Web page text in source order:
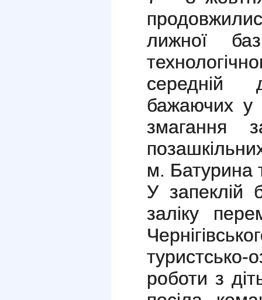
лижної
середній
бажаючих у
змагання
м. Батурина
У запеклій
заліку
туристсько-
роботи з